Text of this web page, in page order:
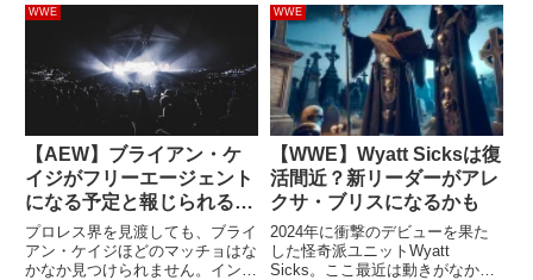
です。先日開催されたAEWの
PPV・Double or Nothingは非常に
評判の良いショーになりました
が、WW...
ネームで活動しています。このリ
ングネームについても一騒動あり
ましたが、何よりもメインロース
ターとして活躍の機会を与えられ
る...
WWE
【AEW】ブライアン・ケ
イジがフリーエージェント
になる予定と報じられる。
WWEが獲得に興味
プロレス界を見渡しても、ブライ
アン・ケイジほどのマッチョはな
かなか見つけられません。インパ
WWE
【WWE】Wyatt Sicksは復
活間近？新リーダーがアレ
クサ・ブリスになるかも
2024年に衝撃のデビューを果た
した怪奇派ユニットWyatt
Sicks。ここ最近は動きがなかっ